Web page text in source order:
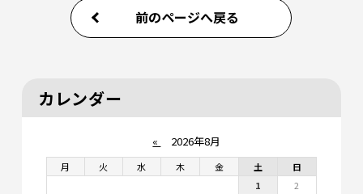
前のページへ戻る
カレンダー
« 2026年8月
月 火 水 木 金 土
日
1
2